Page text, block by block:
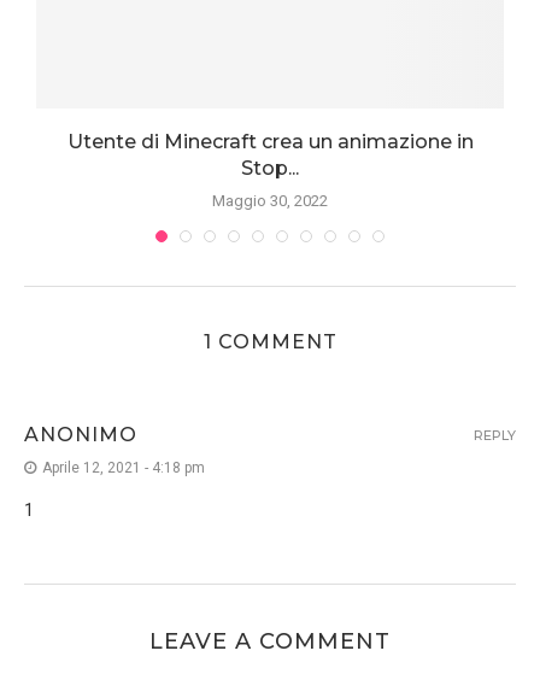
Utente di Minecraft crea un animazione in
Stop...
Maggio 30, 2022
1 COMMENT
ANONIMO
Aprile 12, 2021 - 4:18 pm
1
REPLY
LEAVE A COMMENT